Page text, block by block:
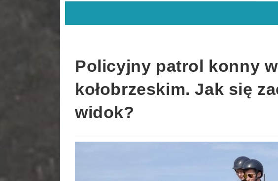
Policyjny patrol konny
kołobrzeskim. Jak się
widok?